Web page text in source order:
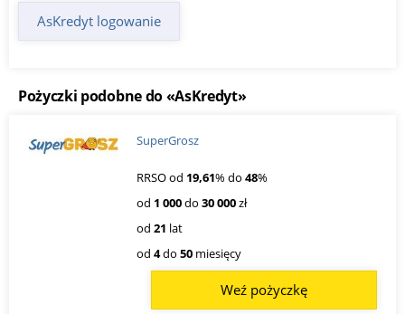
AsKredyt logowanie
Pożyczki podobne do «AsKredyt»
SuperGrosz
RRSO od 19,61% do 48%
od 1 000do 30 000zł
od 21 lat
od 4do 50 miesięcy
Weź pożyczkę